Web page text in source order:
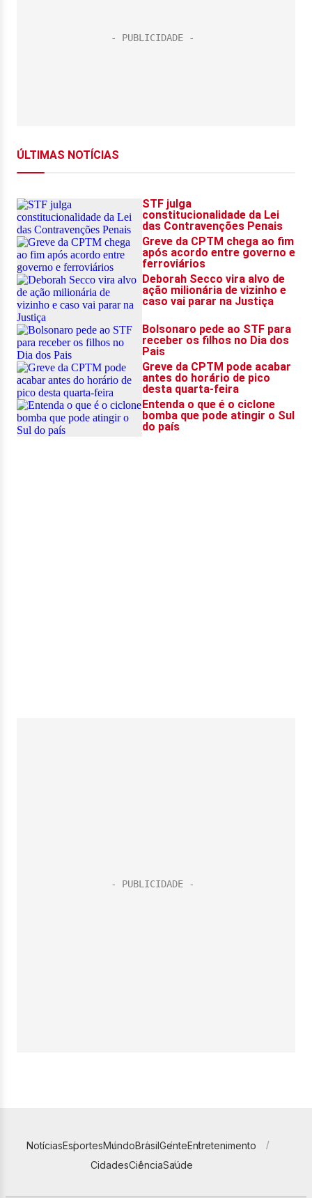
NotíciasEsportesMundoBrasilGenteEntretenimento
CidadesCiênciaSaúde